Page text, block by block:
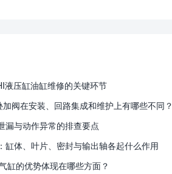
液压缸油缸维修的关键环节
阀在安装、回路集成和维护上有哪些不同？
漏与动作异常的排查要点
缸体、叶片、密封与输出轴各起什么作用
缸的优势体现在哪些方面？